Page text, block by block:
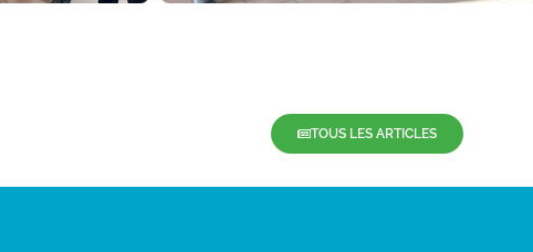
TOUS LES ARTICLES